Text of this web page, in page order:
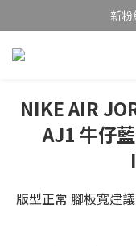
新粉
NIKE AIR
AJ1 牛仔
版型正常 腳板寬建